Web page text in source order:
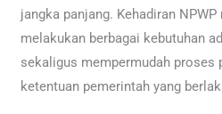
jangka panjang. Kehadiran
melakukan berbagai kebutuhan
sekaligus mempermudah proses
ketentuan pemerintah yang